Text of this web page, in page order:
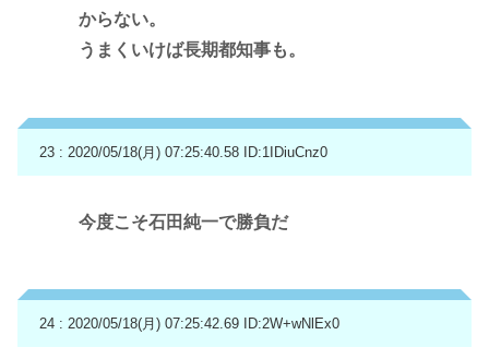
からない。
うまくいけば長期都知事も。
23 : 2020/05/18(月) 07:25:40.58 ID:1IDiuCnz0
今度こそ石田純一で勝負だ
24 : 2020/05/18(月) 07:25:42.69 ID:2W+wNlEx0